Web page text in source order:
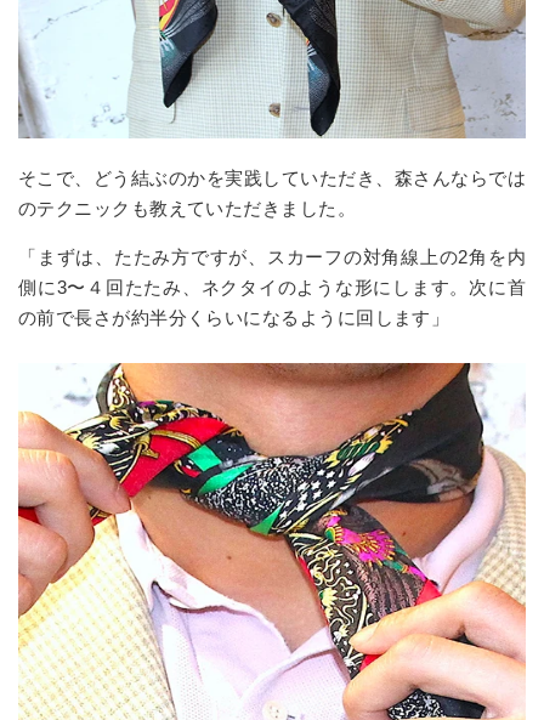
そこで、どう結ぶのかを実践していただき、森さんならでは
のテクニックも教えていただきました。
「まずは、たたみ方ですが、スカーフの対角線上の2角を内
側に3〜４回たたみ、ネクタイのような形にします。次に首
の前で長さが約半分くらいになるように回します」